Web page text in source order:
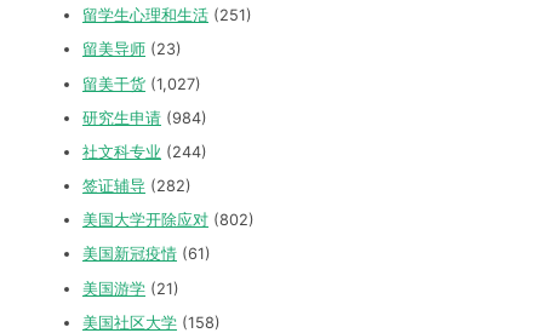
留学生心理和生活 (251)
留美导师 (23)
留美干货 (1,027)
研究生申请 (984)
社文科专业 (244)
签证辅导 (282)
美国大学开除应对 (802)
美国新冠疫情 (61)
美国游学 (21)
美国社区大学 (158)